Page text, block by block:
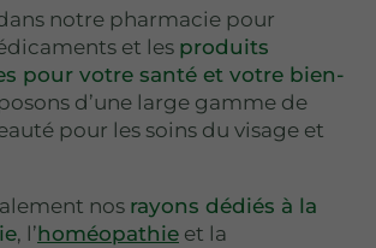
notre pharmacie pour
et les produits
pour votre santé et votre bien-
d’une large gamme de
pour les soins du visage et
nos rayons dédiés à la
, l’homéopathie et la